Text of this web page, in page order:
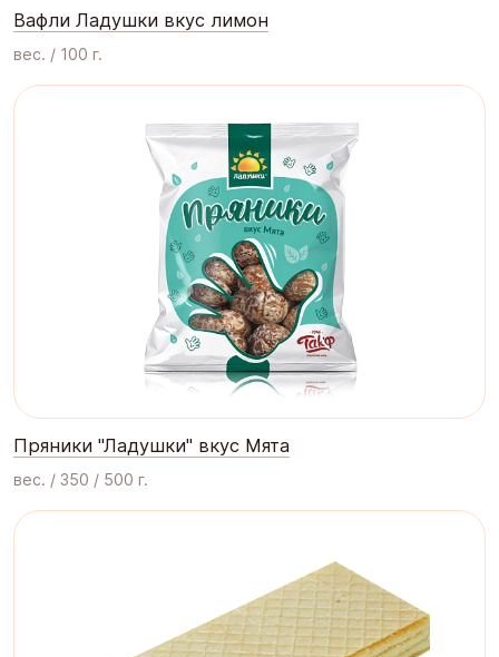
Вафли Ладушки вкус лимон
вес. / 100 г.
Пряники "Ладушки" вкус Мята
вес. / 350 / 500 г.